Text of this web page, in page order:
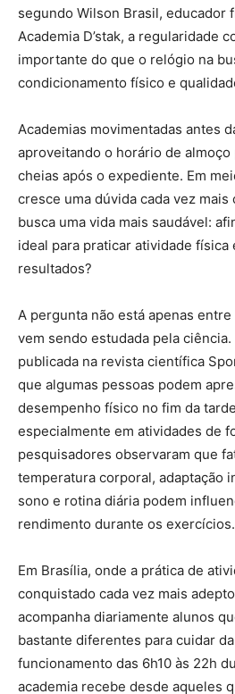
segundo Wilson Brasil, educador
Academia D’stak, a regularidade
importante do que o relógio na
condicionamento físico e
Academias movimentadas antes
aproveitando o horário de
cheias após o expediente. Em
cresce uma dúvida cada vez
busca uma vida mais saudável:
ideal para praticar atividade
resultados?
A pergunta não está apenas
vem sendo estudada pela
publicada na revista científica
que algumas pessoas podem
desempenho físico no fim da
especialmente em atividades de
pesquisadores observaram que
temperatura corporal, adaptação
sono e rotina diária podem
rendimento durante os exercícios.
Em Brasília, onde a prática de
conquistado cada vez mais
acompanha diariamente alunos
bastante diferentes para cuidar
funcionamento das 6h10 às 22h
academia recebe desde aqueles